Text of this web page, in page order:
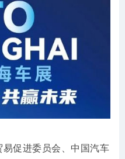
促进委员会、中国汽车